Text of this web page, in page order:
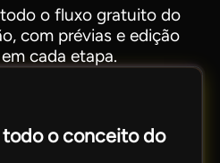
o fluxo gratuito do
com prévias e edição
cada etapa.
todo o conceito do